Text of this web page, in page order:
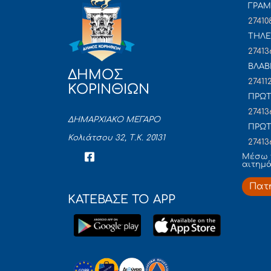
ΔΗΜΟΣ
ΚΟΡΙΝΘΙΩΝ
ΔΗΜΑΡΧΙΑΚΟ ΜΕΓΑΡΟ
Κολιάτσου 32, Τ.Κ. 20131
ΚΑΤΕΒΑΣΕ ΤΟ APP
Mέσω